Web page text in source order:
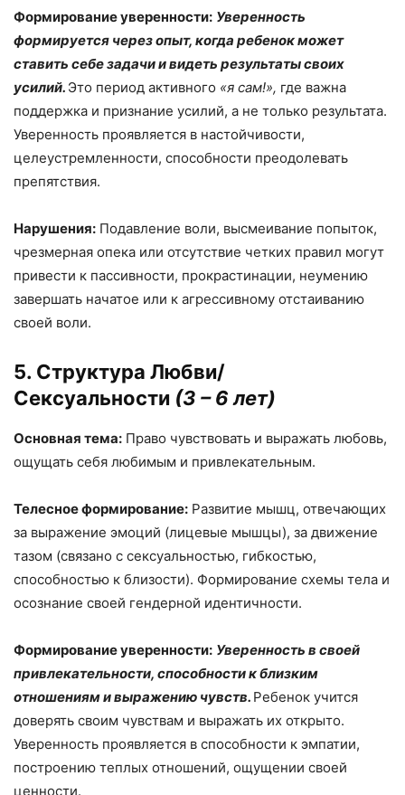
Формирование уверенности: Уверенность
формируется через опыт, когда ребенок может
ставить себе задачи и видеть результаты своих
усилий. Это период активного «я сам!», где важна
поддержка и признание усилий, а не только результата.
Уверенность проявляется в настойчивости,
целеустремленности, способности преодолевать
препятствия.
Нарушения: Подавление воли, высмеивание попыток,
чрезмерная опека или отсутствие четких правил могут
привести к пассивности, прокрастинации, неумению
завершать начатое или к агрессивному отстаиванию
своей воли.
5. Структура Любви/
Сексуальности (3 – 6 лет)
Основная тема: Право чувствовать и выражать любовь,
ощущать себя любимым и привлекательным.
Телесное формирование: Развитие мышц, отвечающих
за выражение эмоций (лицевые мышцы), за движение
тазом (связано с сексуальностью, гибкостью,
способностью к близости). Формирование схемы тела и
осознание своей гендерной идентичности.
Формирование уверенности: Уверенность в своей
привлекательности, способности к близким
отношениям и выражению чувств. Ребенок учится
доверять своим чувствам и выражать их открыто.
Уверенность проявляется в способности к эмпатии,
построению теплых отношений, ощущении своей
ценности.